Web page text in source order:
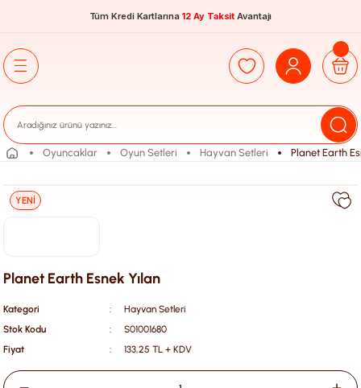
Tüm Kredi Kartlarına 12 Ay Taksit Avantajı
Oyuncaklar Oyun Setleri Hayvan Setleri Planet Earth
YENİ
Planet Earth Esnek Yılan
Kategori
Hayvan Setleri
Stok Kodu
S01001680
Fiyat
133,25 TL + KDV